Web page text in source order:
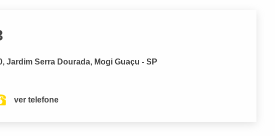
Jardim Serra Dourada, Mogi Guaçu - SP
ver telefone